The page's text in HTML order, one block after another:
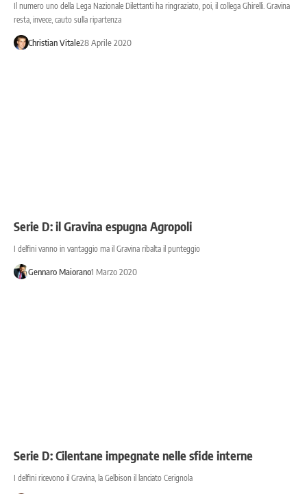
Il numero uno della Lega Nazionale Dilettanti ha ringraziato, poi, il collega Ghirelli. Gravina
resta, invece, cauto sulla ripartenza
Christian Vitale28 Aprile 2020
Serie D: il Gravina espugna Agropoli
I delfini vanno in vantaggio ma il Gravina ribalta il punteggio
Gennaro Maiorano1 Marzo 2020
Serie D: Cilentane impegnate nelle sfide interne
I delfini ricevono il Gravina, la Gelbison il lanciato Cerignola